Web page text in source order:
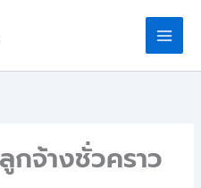
กจ้างชั่วคราว